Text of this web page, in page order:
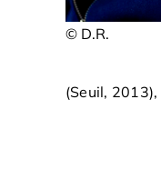
© D.R.
(Seuil, 2013),